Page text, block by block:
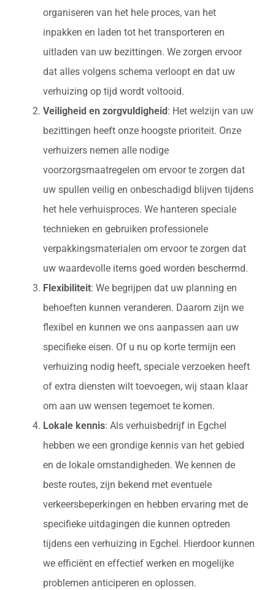
organiseren van het hele proces, van het
inpakken en laden tot het transporteren en
uitladen van uw bezittingen. We zorgen ervoor
dat alles volgens schema verloopt en dat uw
verhuizing op tijd wordt voltooid.
Veiligheid en zorgvuldigheid : Het welzijn van uw
bezittingen heeft onze hoogste prioriteit. Onze
verhuizers nemen alle nodige
voorzorgsmaatregelen om ervoor te zorgen dat
uw spullen veilig en onbeschadigd blijven tijdens
het hele verhuisproces. We hanteren speciale
technieken en gebruiken professionele
verpakkingsmaterialen om ervoor te zorgen dat
uw waardevolle items goed worden beschermd.
Flexibiliteit: We begrijpen dat uw planning en
behoeften kunnen veranderen. Daarom zijn we
flexibel en kunnen we ons aanpassen aan uw
specifieke eisen. Of u nu op korte termijn een
verhuizing nodig heeft, speciale verzoeken heeft
of extra diensten wilt toevoegen, wij staan klaar
om aan uw wensen tegemoet te komen.
Lokale kennis: Als verhuisbedrijf in Egchel
hebben we een grondige kennis van het gebied
en de lokale omstandigheden. We kennen de
beste routes, zijn bekend met eventuele
verkeersbeperkingen en hebben ervaring met de
specifieke uitdagingen die kunnen optreden
tijdens een verhuizing in Egchel. Hierdoor kunnen
we efficiënt en effectief werken en mogelijke
problemen anticiperen en oplossen.